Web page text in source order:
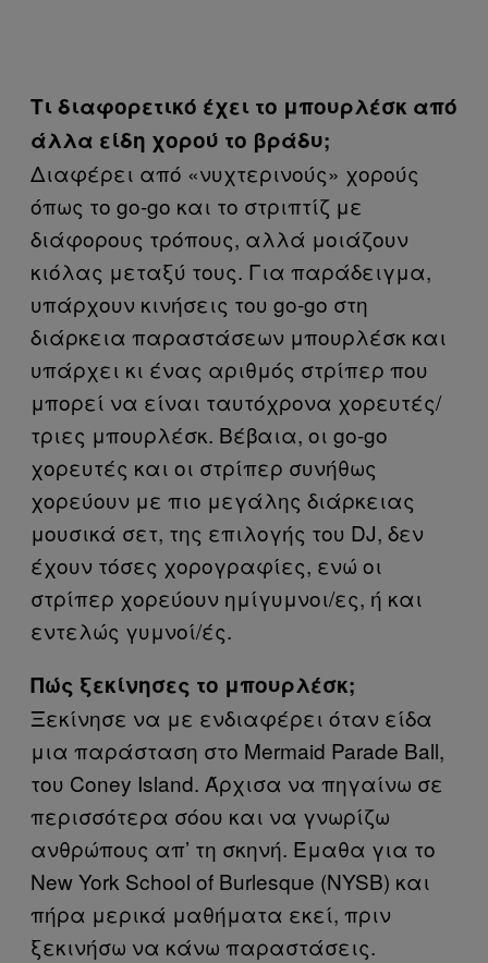
Τι διαφορετικό έχει το μπουρλέσκ από
άλλα είδη χορού το βράδυ;
Διαφέρει από «νυχτερινούς» χορούς
όπως το go-go και το στριπτίζ με
διάφορους τρόπους, αλλά μοιάζουν
κιόλας μεταξύ τους. Για παράδειγμα,
υπάρχουν κινήσεις του go-go στη
διάρκεια παραστάσεων μπουρλέσκ και
υπάρχει κι ένας αριθμός στρίπερ που
μπορεί να είναι ταυτόχρονα χορευτές/
τριες μπουρλέσκ. Βέβαια, οι go-go
χορευτές και οι στρίπερ συνήθως
χορεύουν με πιο μεγάλης διάρκειας
μουσικά σετ, της επιλογής του DJ, δεν
έχουν τόσες χορογραφίες, ενώ οι
στρίπερ χορεύουν ημίγυμνοι/ες, ή και
εντελώς γυμνοί/ές.
Πώς ξεκίνησες το μπουρλέσκ;
Ξεκίνησε να με ενδιαφέρει όταν είδα
μια παράσταση στο Mermaid Parade Ball,
του Coney Island. Άρχισα να πηγαίνω σε
περισσότερα σόου και να γνωρίζω
ανθρώπους απ’ τη σκηνή. Έμαθα για το
New York Schοol of Burlesque (NYSB) και
πήρα μερικά μαθήματα εκεί, πριν
ξεκινήσω να κάνω παραστάσεις.